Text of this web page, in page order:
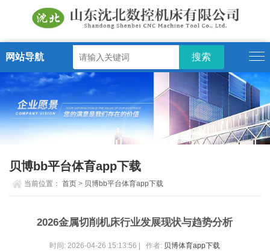
网站导航
贝博bb平台体育app下载
当前位置：首页 > 贝博bb平台体育app下载
2026金属切削机床行业发展现状与趋势分析
时间: 2026-04-26 15:13:56 | 作者: 贝博体育app下载